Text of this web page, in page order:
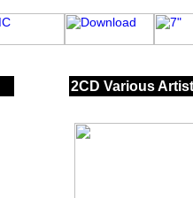
2CD Various